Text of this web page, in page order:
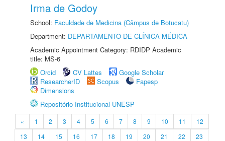
Irma de Godoy
School: Faculdade de Medicina (Câmpus de Botucatu)
Department: DEPARTAMENTO DE CLÍNICA MÉDICA
Academic Appointment Category: RDIDP Academic
title: MS-6
Orcid
CV Lattes
Google Scholar
ResearcherID
Scopus
Fapesp
Dimensions
Repositório Institucional UNESP
« 1 2 3 4 5 6 7 8 9 10 11
12
13
14 15 16 17 18 19 20 21 22
23